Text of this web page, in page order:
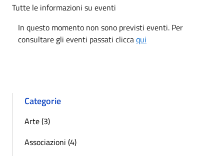
Tutte le informazioni su eventi
In questo momento non sono previsti eventi. Per
consultare gli eventi passati cliccaqui
Categorie
Arte (3)
Associazioni (4)